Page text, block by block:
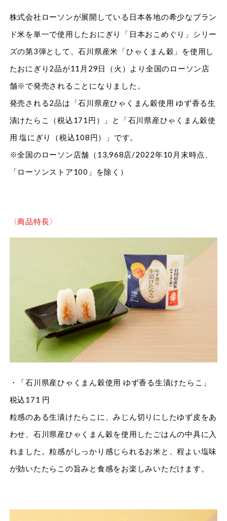
株式会社ローソンが展開している日本各地の希少なブラン
ド米を単一で使用したおにぎり「日本おこめぐり」シリー
ズの第3弾として、石川県産米「ひゃくまん穀」を使用し
たおにぎり2品が11月29日（火）より全国のローソン店
舗※で発売されることになりました。
発売される2品は「石川県産ひゃくまん穀使用 ゆず香る生
漬けたらこ（税込171円）」と「石川県産ひゃくまん穀使
用 塩にぎり（税込108円）」です。
※全国のローソン店舗（13,968店/2022年10月末時点、
「ローソンストア100」を除く）
〈商品特長〉
・「石川県産ひゃくまん穀使用 ゆず香る生漬けたらこ」
税込171 円
粒感のある生漬けたらこに、みじん切りにしたゆず皮をあ
わせ、石川県産ひゃくまん穀を使用したごはんの中具に入
れました。粒感がしっかり感じられるお米と、程よい塩味
が効いたたらこの旨みと食感をお楽しみいただけます。